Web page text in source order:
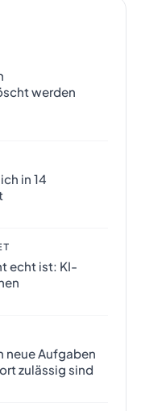
werden
in 14
echt ist: KI-
neue Aufgaben
zulässig sind